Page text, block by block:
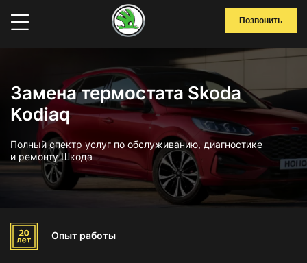
Позвонить
Замена термостата Skoda
Kodiaq
Полный спектр услуг по обслуживанию, диагностике
и ремонту Шкода
Опыт работы